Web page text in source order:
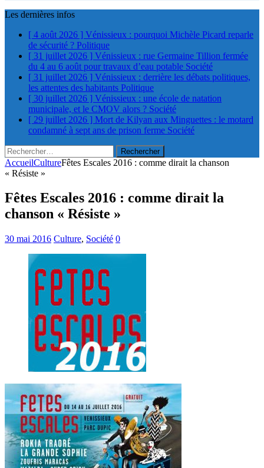
Les dernières infos
[ 4 août 2026 ] Vénissieux : pourquoi Michèle Picard reparle
de sécurité ? Politique
[ 31 juillet 2026 ] Vénissieux : rue Germaine Tillion fermée
du 4 au 6 août pour travaux d’eau potable Société
[ 31 juillet 2026 ] Vénissieux : derrière les débats politiques,
les attentes des habitants Politique
[ 30 juillet 2026 ] Vénissieux : une école de natation
municipale, et le CMOV alors ? Société
[ 29 juillet 2026 ] Mort de Kilyan aux Minguettes : le motard
condamné à sept ans de prison ferme Société
Rechercher :
AccueilCultureFêtes Escales 2016 : comme dirait la chanson
« Résiste »
Fêtes Escales 2016 : comme dirait la
chanson « Résiste »
30 mai 2016 Culture, Société 0